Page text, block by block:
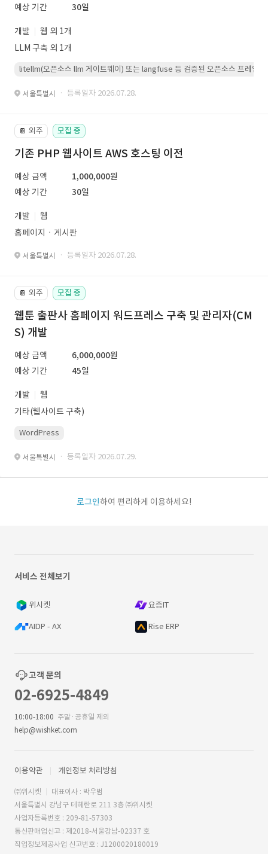
예상 기간
30일
개발
웹 외 1개
LLM 구축 외 1개
litellm(오픈소스 llm 게이트웨이) 또는 langfuse 등 검증된 오픈소스 프레임워
서울특별시 · 등록일자 2026.07.28.
📔 외주 모집 중
기존 PHP 웹사이트 AWS 호스팅 이전
예상 금액
1,000,000원
예상 기간
30일
개발
웹
홈페이지ㆍ게시판
서울특별시 · 등록일자 2026.07.28.
📔 외주 모집 중
웹툰 출판사 홈페이지 워드프레스 구축 및 관리자(CM
S) 개발
예상 금액
6,000,000원
예상 기간
45일
개발
웹
기타(웹사이트 구축)
WordPress
서울특별시 · 등록일자 2026.07.29.
로그인하여 편리하게 이용하세요!
서비스 전체보기
위시켓 요즘IT
AIDP - AX Rise ERP
고객 문의
02-6925-4849
10:00-18:00 주말·공휴일 제외
help@wishket.com
이용약관 개인정보 처리방침
㈜위시켓
대표이사 : 박우범
서울특별시 강남구 테헤란로 211 3층 ㈜위시켓
사업자등록번호 : 209-81-57303
통신판매업신고 : 제2018-서울강남-02337 호
직업정보제공사업 신고번호 : J1200020180019